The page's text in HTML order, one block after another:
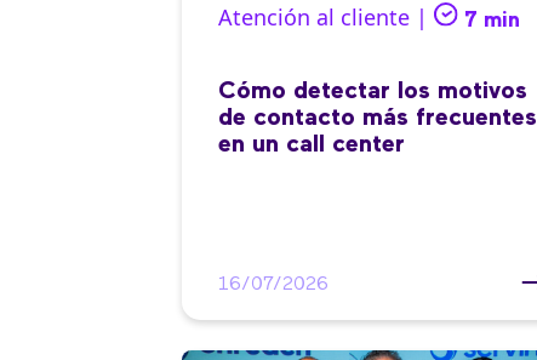
Atención al cliente | 7 min
Cómo detectar los motivos
de contacto más frecuentes
en un call center
16/07/2026